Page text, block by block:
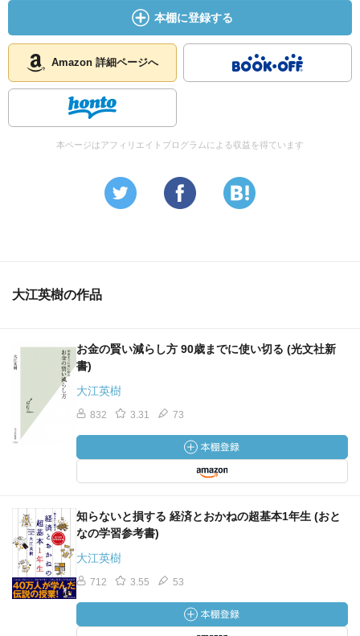
●定年後の稼ぎは８万円で十分
現役並に稼ぐ必要は全くない／65歳からの収支の目安は？
／「夫婦で８万円」稼げればよい／働くことのメリットは
多い ！！！
●お金の安心は「人脈」で手に入れる
「人とのつながり」が大事／「人脈」の本当の意味／「人
脈」作りの基本は「ギブ・ファースト」
【第３章】 老後はコミュニケーションが９割
男性は「ヨコ」のコミュニケーションが苦手／コミュニケ
ーションは「慣れる」しかない／なぜ、社内の人間と付き
謙虚になろう
の友人の復活／単なる参加者ではなく、世話役をやるべし
／自分でコミュニティを作る
●育ジイ、育バアのススメ
なぜ、キレる老人が増えているのか／孤独感が犯罪の原因
に？／育ジイを積極的にやろう／「ママ友」「パパ友」で
はなく「ババ友」「ジジ友」
●異性の友達を持つことが大切⁉︎日本のオジサンは世界一孤
が大事？
【第４章】 今日から始める「定活」
●副業のススメ
時代も追い風／①定年後に向けた準備としては最適／②自
分の好きなことができる／③新しい人脈ができる
●役職定年はチャンス
黄昏（たそがれ）る必要はない／役職定年を準備時間に活
本棚に登録する
Amazon 詳細ページへ
本ページはアフィリエイトプログラムによる収益を得ています
大江英樹の作品
お金の賢い減らし方 90歳までに使い切る (光文社新
書)
大江英樹
832 3.31 73
知らないと損する 経済とおかねの超基本1年生 (おと
なの学習参考書)
大江英樹
712 3.55 53